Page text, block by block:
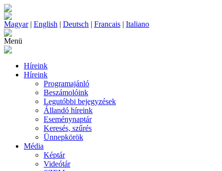
Magyar| English | Deutsch | Francais | Italiano
Menü
Híreink
Híreink
Programajánló
Beszámolóink
Legutóbbi bejegyzések
Állandó híreink
Eseménynaptár
Keresés, szűrés
Ünnepkörök
Média
Képtár
Videótár